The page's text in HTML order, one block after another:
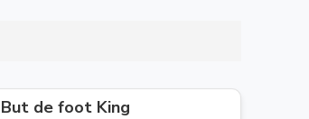
But de foot King